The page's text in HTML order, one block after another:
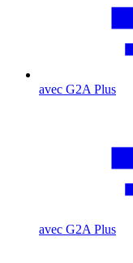
avec G2A Plus
avec G2A Plus